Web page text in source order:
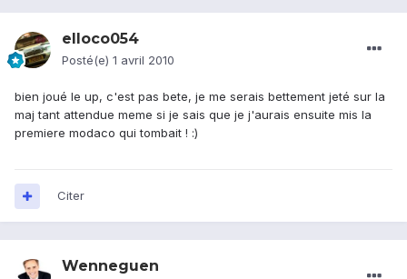
elloco054
Posté(e) 1 avril 2010
bien joué le up, c'est pas bete, je me serais bettement jeté sur la
maj tant attendue meme si je sais que je j'aurais ensuite mis la
premiere modaco qui tombait ! :)
Citer
Wenneguen